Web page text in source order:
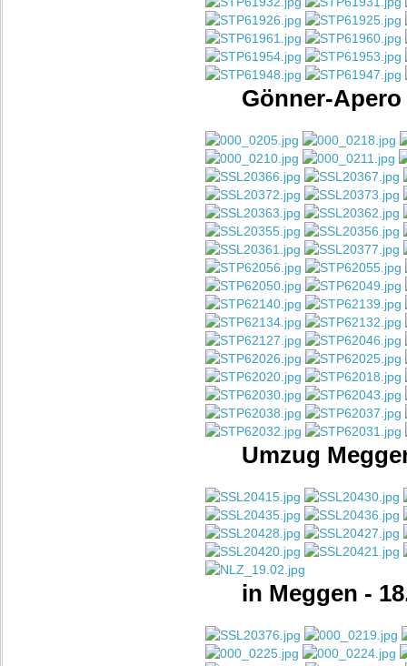
Gönner-Apero
Umzug
in Meggen -